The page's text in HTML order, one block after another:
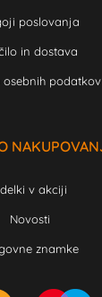
poslovanja
in dostava
osebnih podatkov
v akciji
Novosti
znamke